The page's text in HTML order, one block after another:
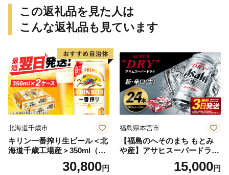
この返礼品を見た人は
こんな返礼品も見ています
北海道千歳市
キリン一番搾り生ビール＜北
海道千歳工場産＞350ml（24
30,800円
福島県本宮市
【福島のへそのまち もとみ
や産】アサヒスーパードライ
350ml×24本 合計8.4L 1ケー
ス アルコール度数5% 缶ビー
15,000円